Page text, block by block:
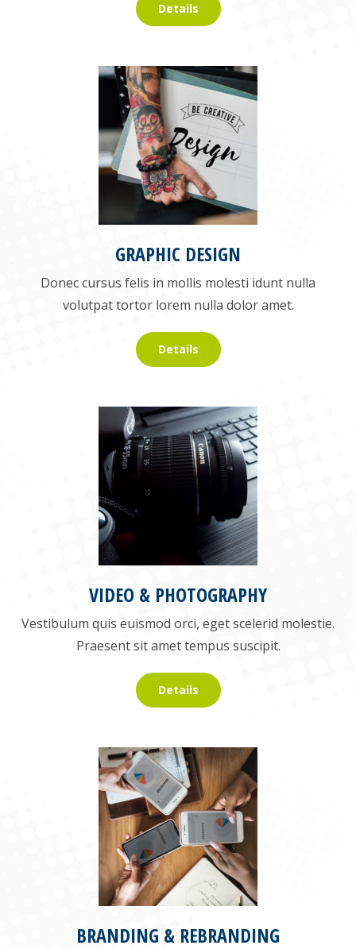
Details
GRAPHIC DESIGN
Donec cursus felis in mollis molesti idunt nulla
volutpat tortor lorem nulla dolor amet.
Details
VIDEO & PHOTOGRAPHY
Vestibulum quis euismod orci, eget scelerid molestie.
Praesent sit amet tempus suscipit.
Details
BRANDING & REBRANDING